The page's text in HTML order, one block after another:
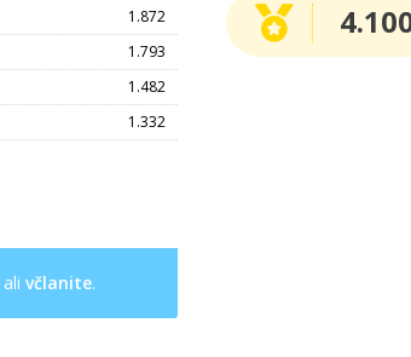
1.872
1.793
1.482
1.332
ali včlanite.